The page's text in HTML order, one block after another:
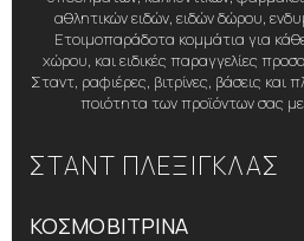
αθλητικών ειδών, ειδών δώρου,
Ετοιμοπαράδοτα κομμάτια για
χώρου, και ειδικές παραγγελίες
Σταντ, ραφιέρες, βιτρίνες, βάσεις και
ποιότητα των προϊόντων σας
ΣΤΑΝΤ ΠΛΕΞΙΓΚΛΑΣ
ΚΟΣΜΟΒΙΤΡΙΝΑ